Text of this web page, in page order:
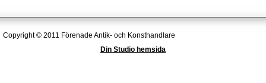
Copyright © 2011 Förenade Antik- och Konsthandlare
Din Studio hemsida